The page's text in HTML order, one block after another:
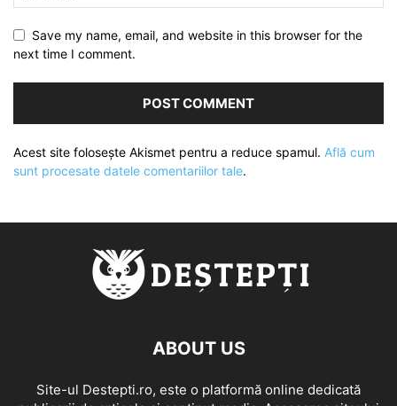
Save my name, email, and website in this browser for the
next time I comment.
Acest site folosește Akismet pentru a reduce spamul. Află cum
sunt procesate datele comentariilor tale.
ABOUT US
Site-ul Destepti.ro, este o platformă online dedicată